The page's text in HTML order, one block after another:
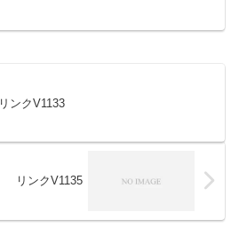
リンクV1133
リンクV1135